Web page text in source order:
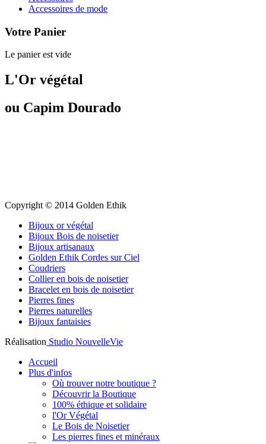
Accessoires de mode
Votre Panier
Le panier est vide
L'Or végétal
ou Capim Dourado
Copyright © 2014 Golden Ethik
Bijoux or végétal
Bijoux Bois de noisetier
Bijoux artisanaux
Golden Ethik Cordes sur Ciel
Coudriers
Collier en bois de noisetier
Bracelet en bois de noisetier
Pierres fines
Pierres naturelles
Bijoux fantaisies
Réalisation Studio NouvelleVie
Accueil
Plus d'infos
Où trouver notre boutique ?
Découvrir la Boutique
100% éthique et solidaire
l'Or Végétal
Le Bois de Noisetier
Les pierres fines et minéraux